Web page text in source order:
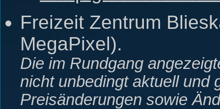
Freizeit Zentrum
MegaPixel).
Die im Rundgang
nicht unbedingt aktuell und
Preisänderungen sowie